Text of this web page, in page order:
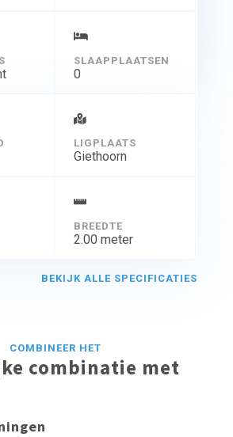
SLAAPPLAATSEN
0
LIGPLAATS
Giethoorn
BREEDTE
2.00 meter
BEKIJK ALLE SPECIFICATIES
COMBINEER HET
combinatie met